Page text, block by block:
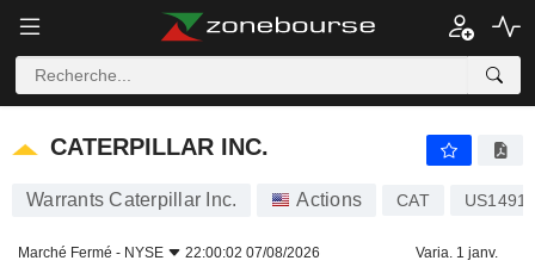
CATERPILLAR INC.
CATERPILLAR INC.
Warrants Caterpillar Inc. Actions CAT
Marché Fermé - NYSE 22:00:02 07/08/2026 Varia. 1 janv.